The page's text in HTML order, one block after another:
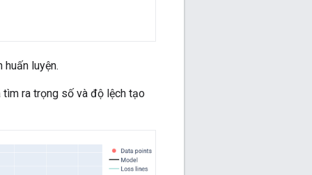
luyện.
ra trọng số và độ lệch tạo